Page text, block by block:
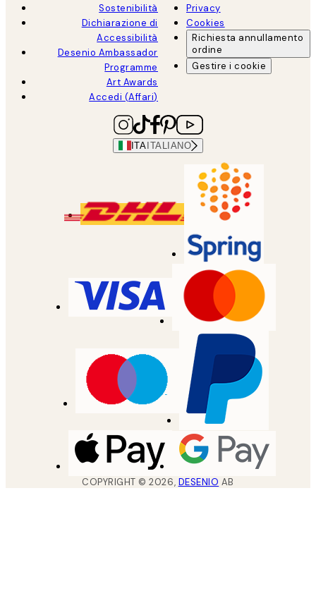
Sostenibilità
Dichiarazione di
Accessibilità
Desenio Ambassador
Programme
Art Awards
Accedi (Affari)
Privacy
Cookies
Richiesta annullamento
ordine
Gestire i cookie
ITA ITALIANO
COPYRIGHT ©2026, DESENIO AB